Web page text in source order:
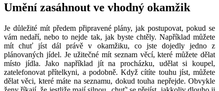
Umění zasáhnout ve vhodný okamžik
Je důležité mít předem připravené plány, jak postupovat, pokud se
vám nedaří, nebo to nejde tak, jak byste chtěly. Například můžete
mít chuť jíst dál právě v okamžiku, co jste dojedly jedno z
plánovaných jídel. Je užitečné mít seznam věcí, které můžete dělat
místo jídla. Jako například jít na procházku, udělat si koupel,
zatelefonovat přítelkyni, a podobně. Když cítíte touhu jíst, můžete
dělat věci, které máte na seznamu, dokud touha nepřejde. Obvykle